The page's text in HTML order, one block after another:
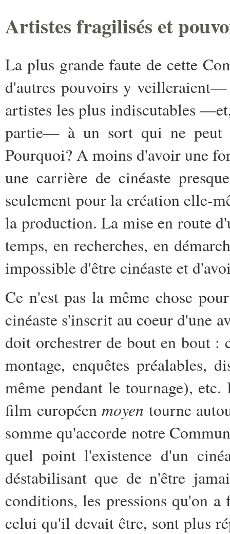
Artistes fragilisés et
La plus grande faute de cette
d'autres pouvoirs y veilleraient—
artistes les plus indiscutables
partie— à un sort qui ne peut
Pourquoi? A moins d'avoir une
une carrière de cinéaste
seulement pour la création elle-
la production. La mise en route
temps, en recherches, en
impossible d'être cinéaste et
Ce n'est pas la même chose
cinéaste s'inscrit au coeur d'une
doit orchestrer de bout en bout :
montage, enquêtes préalables,
même pendant le tournage),
film européenmoyen tourne
somme qu'accorde notre
quel point l'existence d'un
déstabilisant que de n'être
conditions, les pressions qu'on
celui qu'il devait être, sont plus